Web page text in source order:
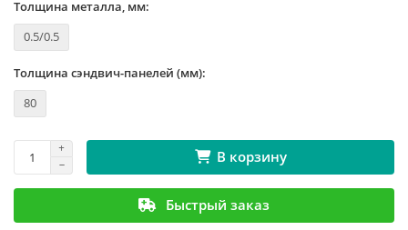
Толщина металла, мм:
0.5/0.5
Толщина сэндвич-панелей (мм):
80
В корзину
Быстрый заказ